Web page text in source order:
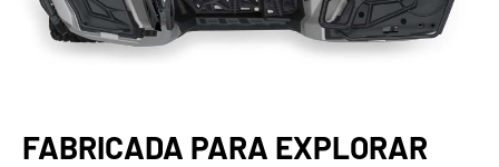
FABRICADA PARA EXPLORAR